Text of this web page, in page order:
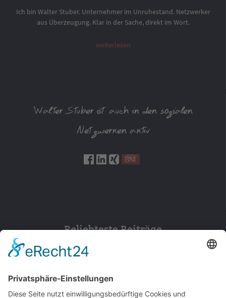
Ich bin Walter Stuber. Unternehmer im Unruhestand. Netzwerker
aus Überzeugung. Klar in der Sache, direkt im Wort.
weiterlesen
Walter Stuber ist auch in den sozialen
Netzwerken aktiv
Beliebteste Beiträge